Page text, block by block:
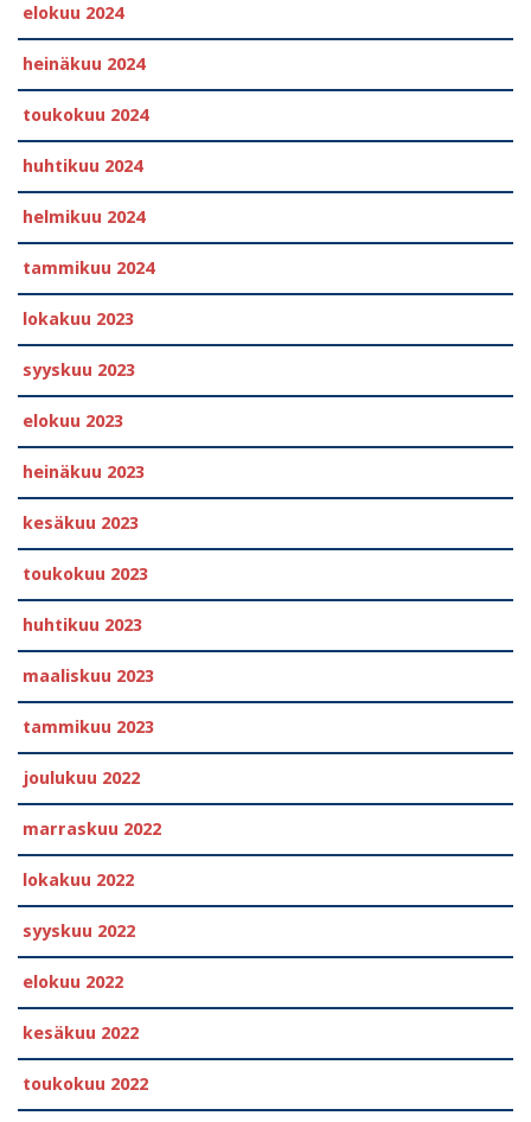
elokuu 2024
heinäkuu 2024
toukokuu 2024
huhtikuu 2024
helmikuu 2024
tammikuu 2024
lokakuu 2023
syyskuu 2023
elokuu 2023
heinäkuu 2023
kesäkuu 2023
toukokuu 2023
huhtikuu 2023
maaliskuu 2023
tammikuu 2023
joulukuu 2022
marraskuu 2022
lokakuu 2022
syyskuu 2022
elokuu 2022
kesäkuu 2022
toukokuu 2022